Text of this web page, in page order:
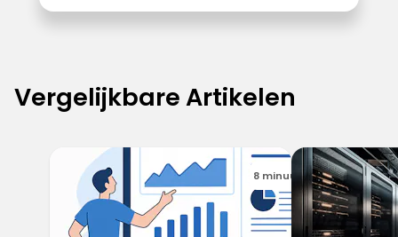
Vergelijkbare Artikelen
8 minuut